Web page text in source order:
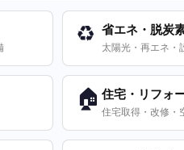
♻️ 省エネ・脱炭
太陽光・再エネ・
🏠 住宅・リフォ
住宅取得・改修・